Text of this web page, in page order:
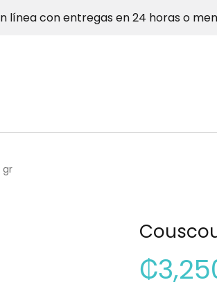
línea con entregas en 24 horas o
gr
₡